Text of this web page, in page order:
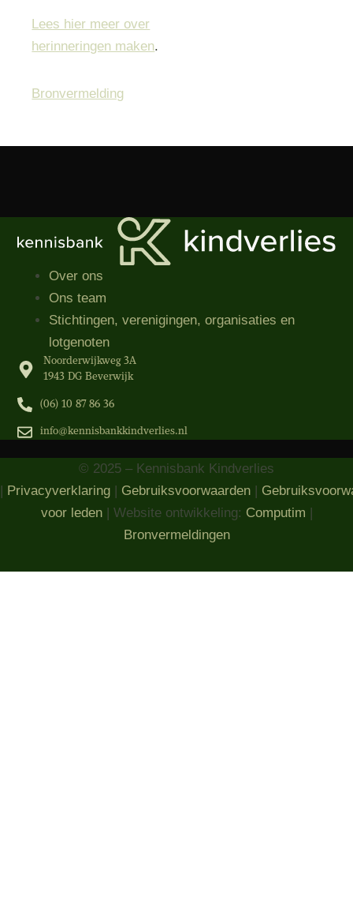
Lees hier meer over
herinneringen maken.
Bronvermelding
Over ons
Ons team
Stichtingen, verenigingen, organisaties​ en
lotgenoten
Noorderwijkweg 3A
1943 DG Beverwijk
(06) 10 87 86 36‬
info@kennisbankkindverlies.nl
© 2025 – Kennisbank Kindverlies
| Privacyverklaring | Gebruiksvoorwaarden |
voor leden| Website ontwikkeling: Computim |
Bronvermeldingen